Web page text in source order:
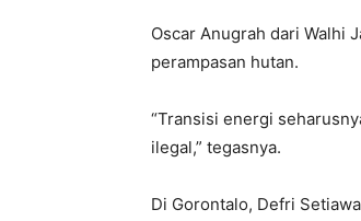
Oscar Anugrah dari Walhi
perampasan hutan.
“Transisi energi
ilegal,” tegasnya.
Di Gorontalo, Defri